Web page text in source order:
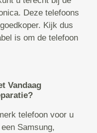
Deze telefoons
Kijk dus
is om de telefoon
Vandaag
telefoon voor u
Samsung,